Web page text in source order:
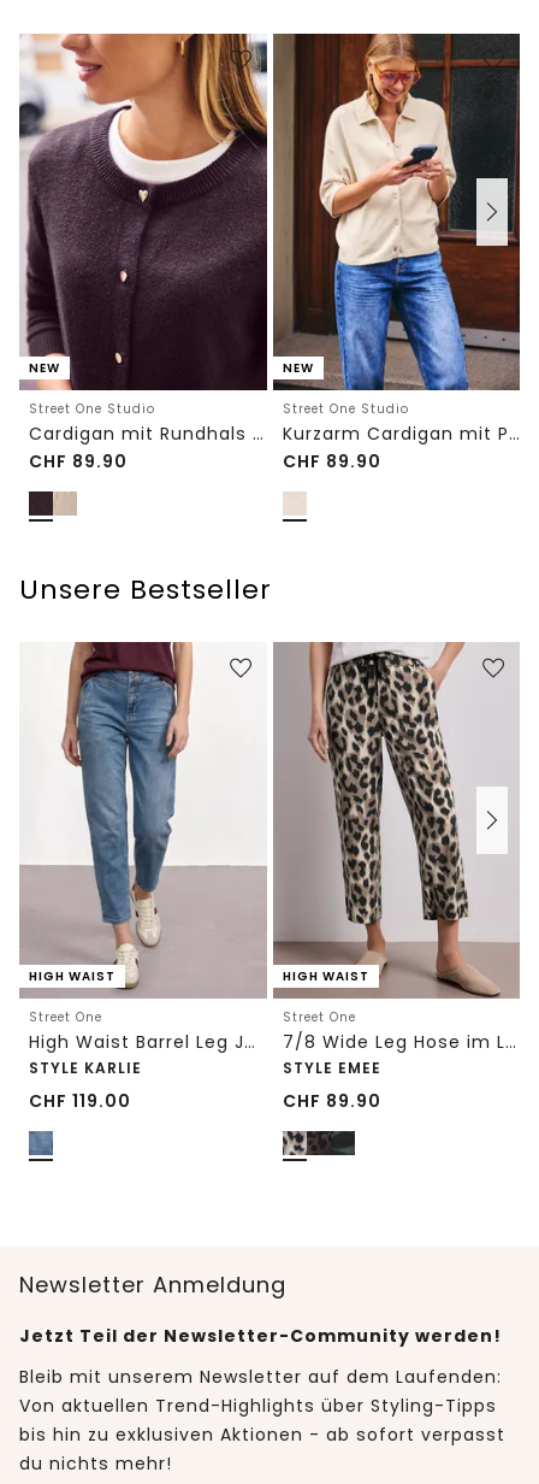
NEW
Street One Studio
Cardigan mit Rundhals und Knöpfen
CHF 89.90
NEW
Street One Studio
Kurzarm Cardigan mit Polokragen
CHF 89.90
Unsere Bestseller
HIGH WAIST
Street One
High Waist Barrel Leg Jeans im Loose Fit
STYLE KARLIE
CHF 119.00
HIGH WAIST
Street One
7/8 Wide Leg Hose im Loose Fit mit Print
STYLE EMEE
CHF 89.90
Newsletter Anmeldung
Jetzt Teil der Newsletter-Community werden!
Bleib mit unserem Newsletter auf dem Laufenden:
Von aktuellen Trend-Highlights über Styling-Tipps
bis hin zu exklusiven Aktionen - ab sofort verpasst
du nichts mehr!